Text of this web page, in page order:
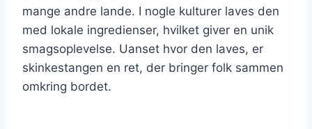
mange andre lande. I nogle kulturer laves den
med lokale ingredienser, hvilket giver en unik
smagsoplevelse. Uanset hvor den laves, er
skinkestangen en ret, der bringer folk sammen
omkring bordet.